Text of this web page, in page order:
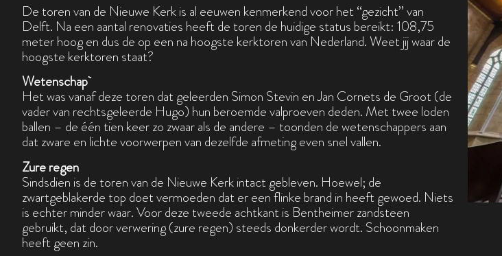
De toren van de Nieuwe Kerk is al eeuwen kenmerkend voor het “gezicht” van
Delft. Na een aantal renovaties heeft de toren de huidige status bereikt: 108,75
meter hoog en dus de op een na hoogste kerktoren van Nederland. Weet jij waar de
hoogste kerktoren staat?
Wetenschap
Het was vanaf deze toren dat geleerden Simon Stevin en Jan Cornets de Groot (de
vader van rechtsgeleerde Hugo) hun beroemde valproeven deden. Met twee loden
ballen – de één tien keer zo zwaar als de andere – toonden de wetenschappers aan
dat zware en lichte voorwerpen van dezelfde afmeting even snel vallen.
Zure regen
Sindsdien is de toren van de Nieuwe Kerk intact gebleven. Hoewel; de
zwartgeblakerde top doet vermoeden dat er een flinke brand in heeft gewoed. Niets
is echter minder waar. Voor deze tweede achtkant is Bentheimer zandsteen
gebruikt, dat door verwering (zure regen) steeds donkerder wordt. Schoonmaken
heeft geen zin.